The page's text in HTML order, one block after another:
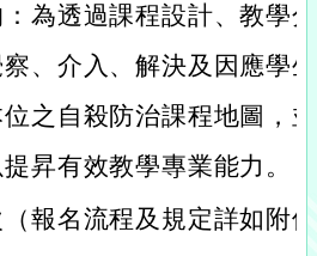
為透過課程設計、教學
、介入、解決及因應學
之自殺防治課程地圖，
昇有效教學專業能力。
報名流程及規定詳如附